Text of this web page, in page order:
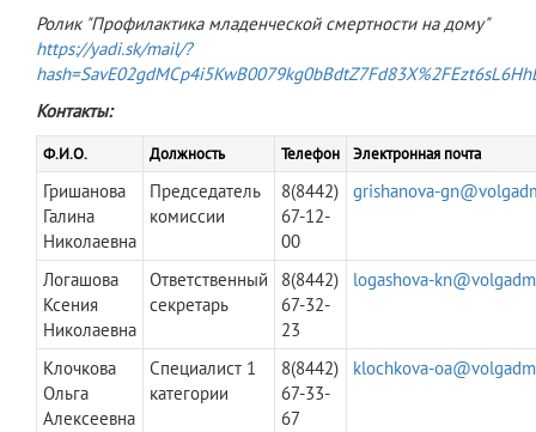
Ролик "Профилактика младенческой смертности на дому"
https://yadi.sk/mail/?
Контакты:
Ф.И.О. Должность Телефон Электронная почта
Гришанова
Галина
Николаевна
Председатель
комиссии
8(8442)
67-12-
00
grishanova-
Логашова
Ксения
Николаевна
Ответственный
секретарь
8(8442)
67-32-
23
logashova-
Клочкова
Ольга
Алексеевна
Специалист 1
категории
8(8442)
67-33-
67
klochkova-